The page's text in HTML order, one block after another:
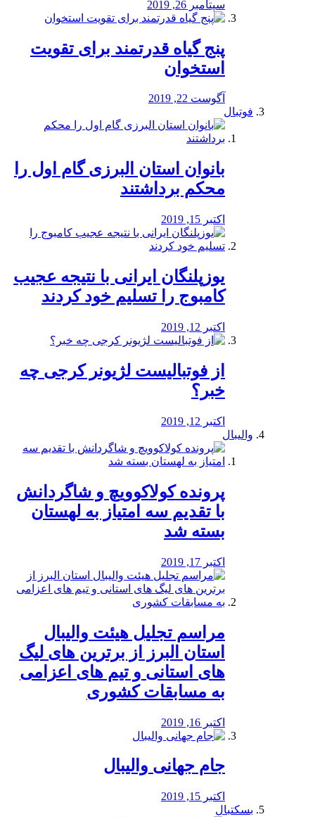
سپتامبر 26, 2019
پنج گیاه قدرتمند برای تقویت
استخوان
آگوست 22, 2019
فوتبال
بانوان استان البرزی گام اول را
محكم برداشتند
اکتبر 15, 2019
یوزپلنگان ایرانی با نتیجه عجیب
کامبوج را تسلیم خود کردند
اکتبر 12, 2019
از فوتبالیست لژیونر کرجی چه
خبر؟
اکتبر 12, 2019
والیبال
پرونده کولاکوویچ و شاگردانش
با تقدیم سه امتیاز به لهستان
بسته شد
اکتبر 17, 2019
مراسم تجلیل هیئت والیبال
استان البرز از برترین های لیگ
های استانی و تیم های اعزامی
به مسابقات کشوری
اکتبر 16, 2019
جام جهانی والیبال
اکتبر 15, 2019
بسکتبال